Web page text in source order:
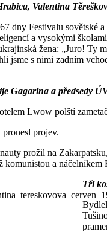
Valentina
dny Festivalu sovětské
a vysokými
žena: „Juro! Ty
jsme s nimi zadním
Gagarina a předsedy
Lwow polští
projev.
prožil na
komunistou a
Tři